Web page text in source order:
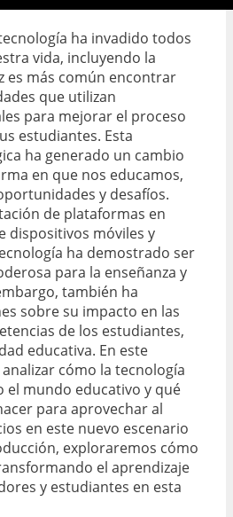
ha invadido todos
vida, incluyendo la
es más común encontrar
que utilizan
para mejorar el proceso
estudiantes. Esta
ha generado un cambio
en que nos educamos,
y desafíos.
de plataformas en
dispositivos móviles y
ha demostrado ser
para la enseñanza y
también ha
sobre su impacto en las
de los estudiantes,
educativa. En este
cómo la tecnología
el mundo educativo y qué
para aprovechar al
en este nuevo escenario
exploraremos cómo
el aprendizaje
y estudiantes en esta